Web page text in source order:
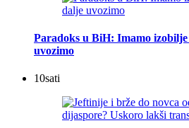
Paradoks u BiH: Imamo
uvozimo
10sati